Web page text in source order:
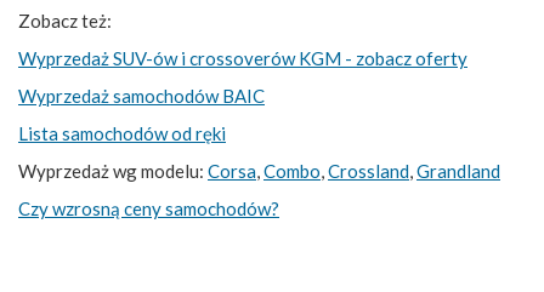
Zobacz też:
Wyprzedaż SUV-ów i crossoverów KGM - zobacz oferty
Wyprzedaż samochodów BAIC
Lista samochodów od ręki
Wyprzedaż wg modelu: Corsa,Combo,Crossland,Grandland
Czy wzrosną ceny samochodów?